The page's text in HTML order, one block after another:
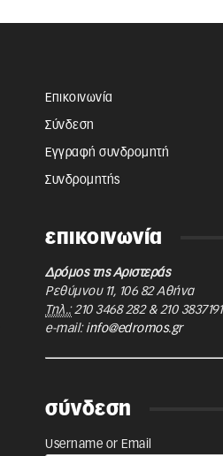
Επικοινωνία
Σύνδεση
Εγγραφή συνδρομητή
Συνδρομητής
επικοινωνία
Δρόμος της Αριστεράς
Ρεθύμνου 11, 106 82 Αθήνα
Τηλ.: 210 3468 282& 210 3837191
e-mail: info@edromos.gr
σύνδεση
Username or Email